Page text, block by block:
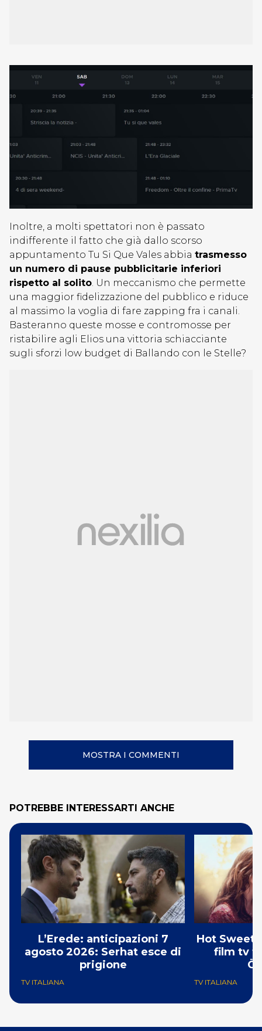
Inoltre, a molti spettatori non è passato
indifferente il fatto che già dallo scorso
appuntamento Tu Si Que Vales abbia trasmesso
un numero di pause pubblicitarie inferiori
rispetto al solito . Un meccanismo che permette
una maggior fidelizzazione del pubblico e riduce
al massimo la voglia di fare zapping fra i canali.
Basteranno queste mosse e contromosse per
ristabilire agli Elios una vittoria schiacciante
sugli sforzi low budget di Ballando con le Stelle?
MOSTRA I COMMENTI
POTREBBE INTERESSARTI ANCHE
L’Erede: anticipazioni 7
agosto 2026: Serhat esce di
prigione
TV ITALIANA
Hot Sweet
film tv
TV ITALIANA